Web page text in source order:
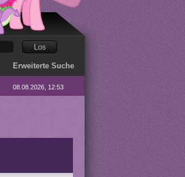
Erweiterte Suche
08.08.2026, 12:53